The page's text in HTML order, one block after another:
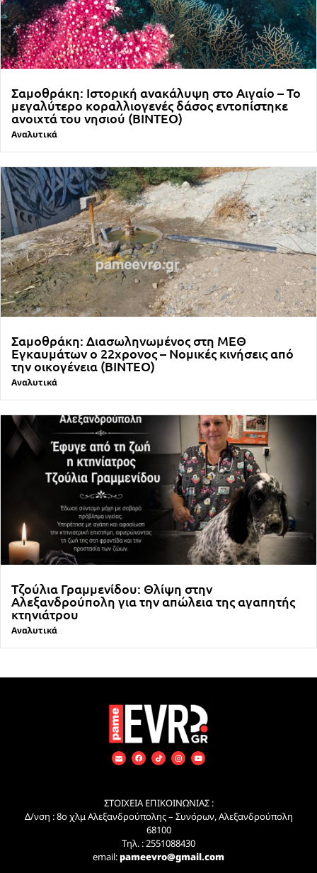
Σαμοθράκη: Ιστορική ανακάλυψη στο Αιγαίο – Το
μεγαλύτερο κοραλλιογενές δάσος εντοπίστηκε
ανοιχτά του νησιού (ΒΙΝΤΕΟ)
Αναλυτικά
Σαμοθράκη: Διασωληνωμένος στη ΜΕΘ
Εγκαυμάτων ο 22χρονος – Νομικές κινήσεις από
την οικογένεια (ΒΙΝΤΕΟ)
Αναλυτικά
Τζούλια Γραμμενίδου: Θλίψη στην
Αλεξανδρούπολη για την απώλεια της αγαπητής
κτηνιάτρου
Αναλυτικά
ΣΤΟΙΧΕΙΑ ΕΠΙΚΟΙΝΩΝΙΑΣ :
Δ/νση : 8ο χλμ Αλεξανδρούπολης – Συνόρων, Αλεξανδρούπολη
68100
Τηλ. : 2551088430
email:pameevro@gmail.com